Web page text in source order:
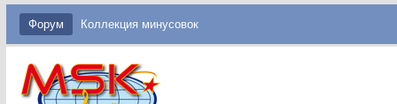
Форум Коллекция минусовок